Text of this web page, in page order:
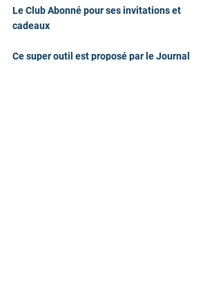
Le Club Abonné pour ses invitations et
cadeaux
Ce super outil est proposé par le Journal